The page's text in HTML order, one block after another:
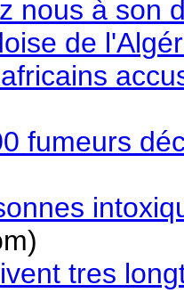
nous à son
de
fumeurs
tres